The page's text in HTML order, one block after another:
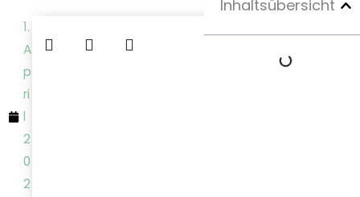
1.
A
p
ri
l
2
0
2
Inhaltsübersicht